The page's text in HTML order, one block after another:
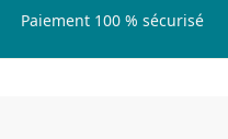
Paiement 100 % sécurisé